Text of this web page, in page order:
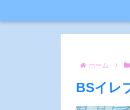
ホーム
BSイレ